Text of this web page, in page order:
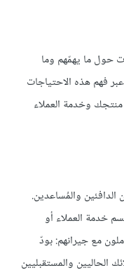
حول ما يهمّهم وما
فهم هذه الاحتياجات
وخدمة العملاء
والمُساعدين.
خدمة العملاء أو
مع جيرانهم: بودّ
الحاليين والمستقبليين